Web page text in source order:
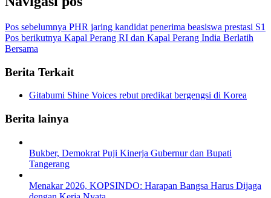
Pos sebelumnya PHR jaring kandidat penerima beasiswa prestasi S1
Pos berikutnya Kapal Perang RI dan Kapal Perang India Berlatih
Bersama
Berita Terkait
Gitabumi Shine Voices rebut predikat bergengsi di Korea
Berita lainya
Bukber, Demokrat Puji Kinerja Gubernur dan Bupati
Tangerang
Menakar 2026, KOPSINDO: Harapan Bangsa Harus Dijaga